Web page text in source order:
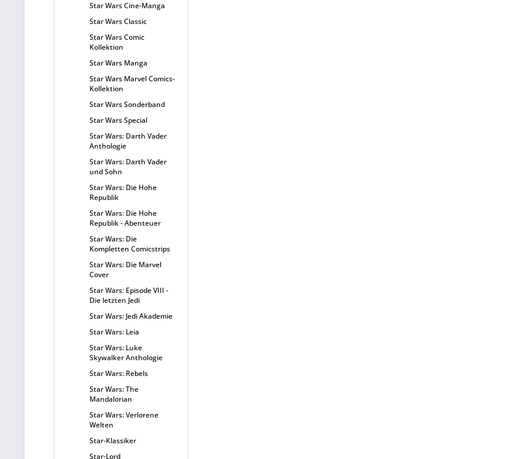
Star Wars Cine-Manga
Star Wars Classic
Star Wars Comic
Kollektion
Star Wars Manga
Star Wars Marvel Comics-
Kollektion
Star Wars Sonderband
Star Wars Special
Star Wars: Darth Vader
Anthologie
Star Wars: Darth Vader
und Sohn
Star Wars: Die Hohe
Republik
Star Wars: Die Hohe
Republik - Abenteuer
Star Wars: Die
Kompletten Comicstrips
Star Wars: Die Marvel
Cover
Star Wars: Episode VIII -
Die letzten Jedi
Star Wars: Jedi Akademie
Star Wars: Leia
Star Wars: Luke
Skywalker Anthologie
Star Wars: Rebels
Star Wars: The
Mandalorian
Star Wars: Verlorene
Welten
Star-Klassiker
Star-Lord